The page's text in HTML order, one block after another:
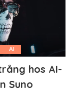
AI
hos AI-
Suno